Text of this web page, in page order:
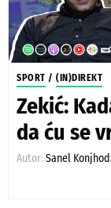
SPORT / (IN)DIREKT
Zekić:
da ću se
Autor: Sanel